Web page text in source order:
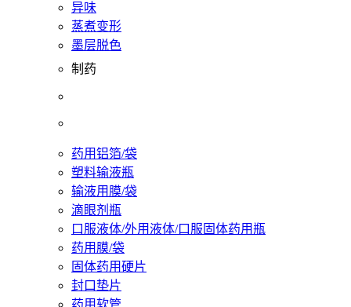
异味
蒸煮变形
墨层脱色
制药
药用铝箔/袋
塑料输液瓶
输液用膜/袋
滴眼剂瓶
口服液体/外用液体/口服固体药用瓶
药用膜/袋
固体药用硬片
封口垫片
药用软管